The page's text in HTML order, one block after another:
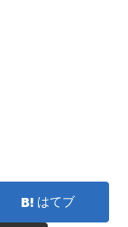
はてブ